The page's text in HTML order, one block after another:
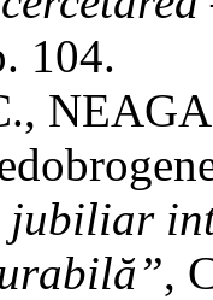
104.
NEAGA
jubiliar
,